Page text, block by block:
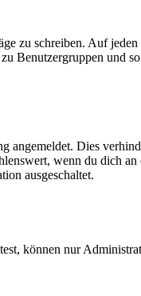
zu schreiben. Auf
Benutzergruppen und
angemeldet. Dies
wenn du dich
ausgeschaltet.
können nur